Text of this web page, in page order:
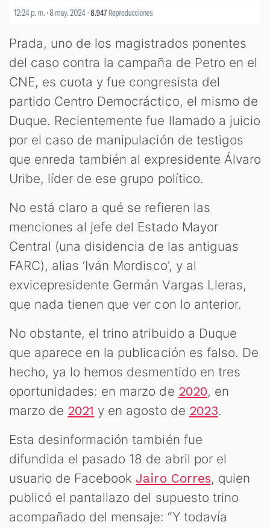
Prada, uno de los magistrados ponentes
del caso contra la campaña de Petro en el
CNE, es cuota y fue congresista del
partido Centro Democráctico, el mismo de
Duque. Recientemente fue llamado a juicio
por el caso de manipulación de testigos
que enreda también al expresidente Álvaro
Uribe, líder de ese grupo político.
No está claro a qué se refieren las
menciones al jefe del Estado Mayor
Central (una disidencia de las antiguas
FARC), alias ‘Iván Mordisco’, y al
exvicepresidente Germán Vargas Lleras,
que nada tienen que ver con lo anterior.
No obstante, el trino atribuido a Duque
que aparece en la publicación es falso. De
hecho, ya lo hemos desmentido en tres
oportunidades: en marzo de 2020, en
marzo de 2021 y en agosto de 2023.
Esta desinformación también fue
difundida el pasado 18 de abril por el
usuario de Facebook Jairo Corres, quien
publicó el pantallazo del supuesto trino
acompañado del mensaje: “Y todavía